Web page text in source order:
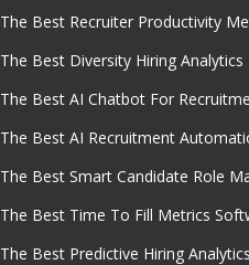
The Best Recruiter Productivity
The Best Diversity Hiring Analytics
The Best AI Chatbot For
The Best AI Recruitment
The Best Smart Candidate Role
The Best Time To Fill Metrics
The Best Predictive Hiring Analytics